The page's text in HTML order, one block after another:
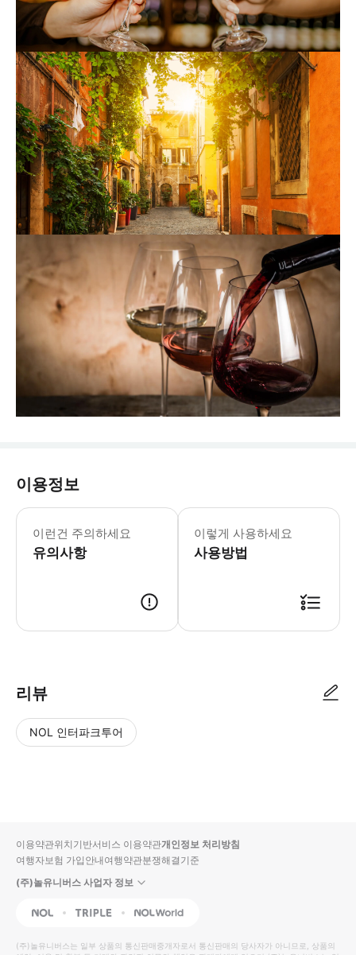
이용정보
이런건 주의하세요
유의사항
이렇게 사용하세요
사용방법
리뷰
NOL 인터파크투어
입니
다.
높
동
순
상
이용약관위치기반서비스 이용약관개인정보 처리방침
여행자보험 가입안내여행약관분쟁해결기준
(주)놀유니버스 사업자 정보
NOL Triple Interpark Global
(주)놀유니버스는 일부 상품의 통신판매중개자로서 통신판매의 당사자가 아니므로, 상품의